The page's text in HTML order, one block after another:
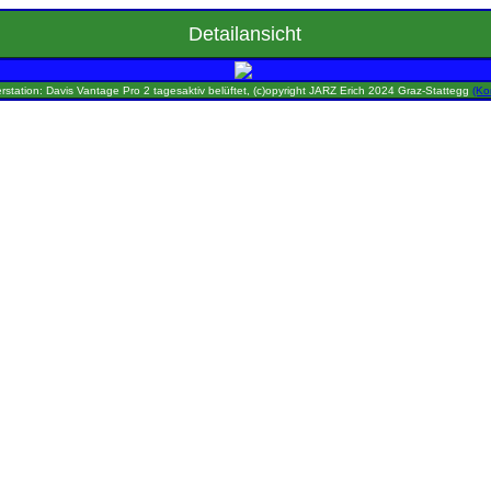
Detailansicht
Davis Vantage Pro 2 tagesaktiv belüftet, (c)opyright JARZ Erich 2024 Graz-Stattegg